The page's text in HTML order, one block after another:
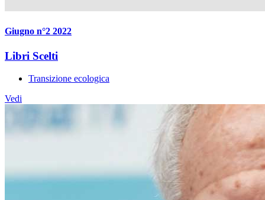
Giugno n°2 2022
Libri Scelti
Transizione ecologica
Vedi